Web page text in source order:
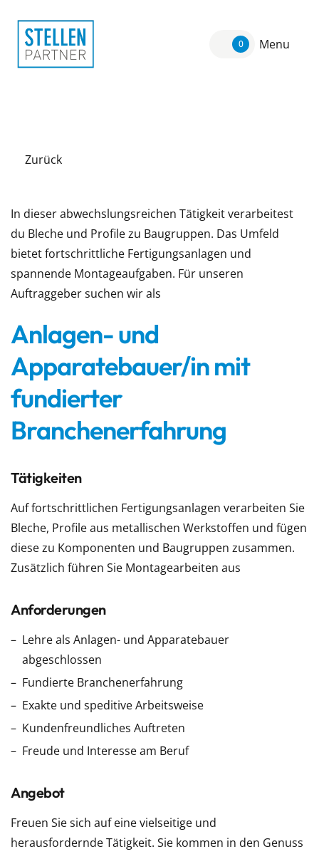
0 Menu
Zurück
In dieser abwechslungsreichen Tätigkeit verarbeitest
du Bleche und Profile zu Baugruppen. Das Umfeld
bietet fortschrittliche Fertigungsanlagen und
spannende Montageaufgaben. Für unseren
Auftraggeber suchen wir als
Anlagen- und
Apparatebauer/in mit
fundierter
Branchenerfahrung
Tätigkeiten
Auf fortschrittlichen Fertigungsanlagen verarbeiten Sie
Bleche, Profile aus metallischen Werkstoffen und fügen
diese zu Komponenten und Baugruppen zusammen.
Zusätzlich führen Sie Montagearbeiten aus
Anforderungen
Lehre als Anlagen- und Apparatebauer
abgeschlossen
Fundierte Branchenerfahrung
Exakte und speditive Arbeitsweise
Kundenfreundliches Auftreten
Freude und Interesse am Beruf
Angebot
Freuen Sie sich auf eine vielseitige und
herausfordernde Tätigkeit. Sie kommen in den Genuss